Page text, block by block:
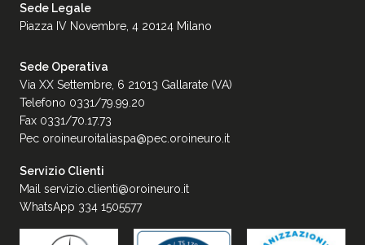
Sede Legale
Piazza IV Novembre, 4 20124 Milano
Sede Operativa
Via XX Settembre, 6 21013 Gallarate (VA)
Telefono 0331/79.99.20
Fax 0331/70.17.73
Pec oroineuroitaliaspa@pec.oroineuro.it
Servizio Clienti
Mail servizio.clienti@oroineuro.it
WhatsApp 334 1505577